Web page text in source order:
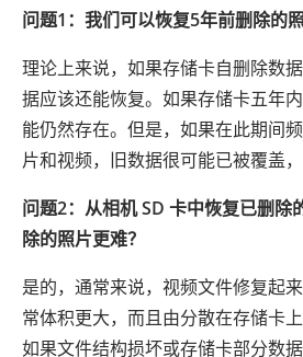
问题1：我们可以恢复5年前删除的照
理论上来说，如果存储卡自删除数
据应该还能恢复。如果存储卡五年
能仍然存在。但是，如果在此期间
片和视频，旧数据很可能已被覆盖，
问题2：从相机 SD 卡中恢复已删除
除的照片更难？
是的，通常来说，视频文件修复起
常体积更大，而且由分散在存储卡
如果文件结构损坏或存储卡部分数